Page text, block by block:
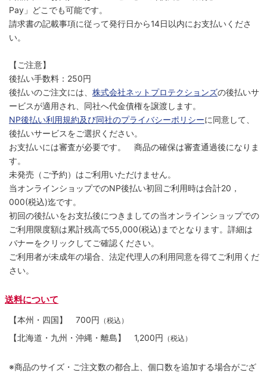
Pay」どこでも可能です。
請求書の記載事項に従って発行日から14日以内にお支払いくださ
い。
【ご注意】
後払い手数料：250円
後払いのご注文には、 株式会社ネットプロテクションズの後払いサ
ービスが適用され、同社へ代金債権を譲渡します。
NP後払い利用規約及び同社のプライバシーポリシーに同意して、
後払いサービスをご選択ください。
お支払いには審査が必要です。 商品の確保は審査通過後になりま
す。
未発売（ご予約）はご利用いただけません。
当オンラインショップでのNP後払い初回ご利用時は合計20，
000(税込)迄です。
初回の後払いをお支払後につきましての当オンラインショップでの
ご利用限度額は累計残高で55,000(税込)までとなります。詳細は
バナーをクリックしてご確認ください。
ご利用者が未成年の場合、法定代理人の利用同意を得てご利用くだ
さい。
送料について
【本州・四国】 700円 （税込）
【北海道・九州・沖縄・離島】 1,200円 （税込）
※商品のサイズ・ご注文数の都合上、個口数を追加する場合がござ